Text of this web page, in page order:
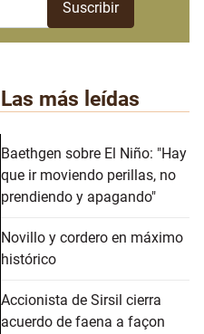
Las más leídas
Baethgen sobre El Niño: "Hay
que ir moviendo perillas, no
prendiendo y apagando"
Novillo y cordero en máximo
histórico
Accionista de Sirsil cierra
acuerdo de faena a façon